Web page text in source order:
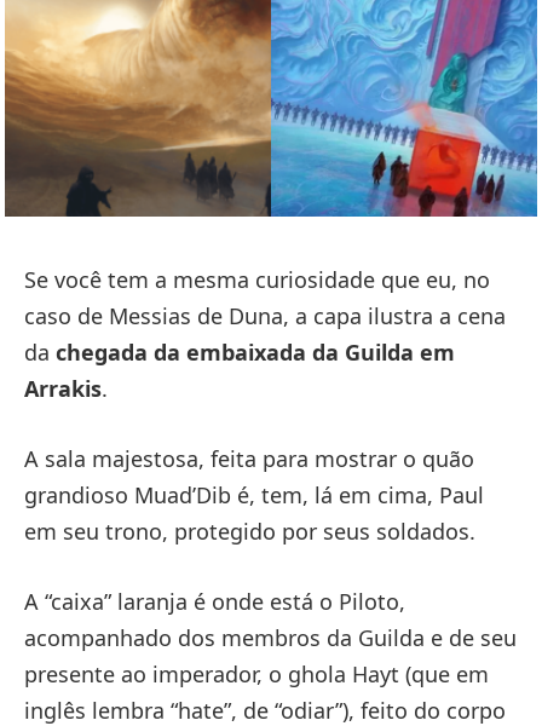
Se você tem a mesma curiosidade que eu, no
caso de Messias de Duna, a capa ilustra a cena
da chegada da embaixada da Guilda em
Arrakis.
A sala majestosa, feita para mostrar o quão
grandioso Muad’Dib é, tem, lá em cima, Paul
em seu trono, protegido por seus soldados.
A “caixa” laranja é onde está o Piloto,
acompanhado dos membros da Guilda e de seu
presente ao imperador, o ghola Hayt (que em
inglês lembra “hate”, de “odiar”), feito do corpo